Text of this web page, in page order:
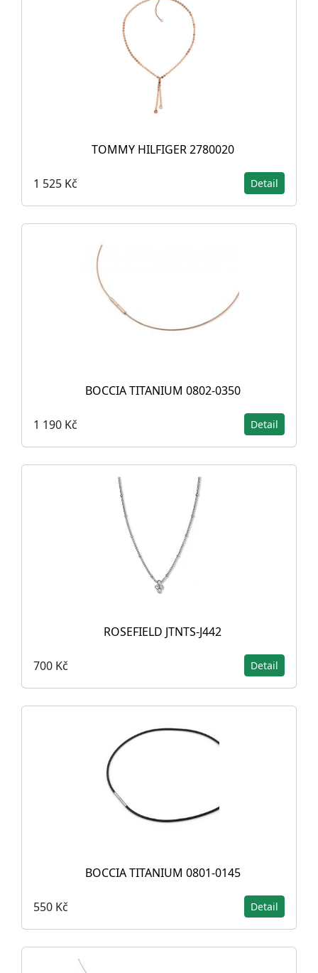
TOMMY HILFIGER 2780020
1 525 Kč Detail
BOCCIA TITANIUM 0802-0350
1 190 Kč Detail
ROSEFIELD JTNTS-J442
700 Kč Detail
BOCCIA TITANIUM 0801-0145
550 Kč Detail